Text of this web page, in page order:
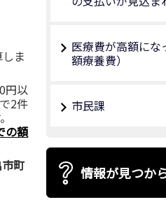
ま
円以
2件
の額
町
医療費が高額にな
額療養費）
市民課
情報が見つか